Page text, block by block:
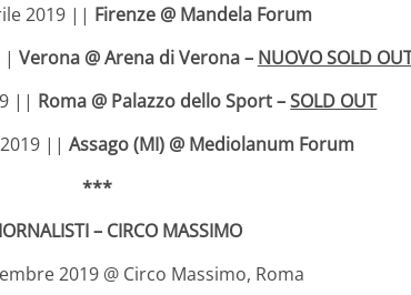
2019 || Firenze @ Mandela Forum
Verona @ Arena di Verona – NUOVO SOLD
|| Roma @ Palazzo dello Sport –SOLD OUT
2019 ||Assago (MI) @ Mediolanum Forum
***
– CIRCO MASSIMO
2019 @ Circo Massimo, Roma